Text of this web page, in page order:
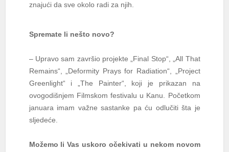
znajući da sve okolo radi za njih.
Spremate li nešto novo?
– Upravo sam završio projekte „Final Stop“, „All That
Remains“, „Deformity Prays for Radiation“, „Project
Greenlight“ i „The Painter“, koji je prikazan na
ovogodišnjem Filmskom festivalu u Kanu. Početkom
januara imam važne sastanke pa ću odlučiti šta je
sljedeće.
Možemo li Vas uskoro očekivati u nekom novom